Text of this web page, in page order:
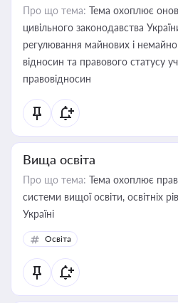
Про що тема: Тема охоплює
цивільного законодавства
регулювання майнових і
відносин та правового статусу
правовідносин
Вища освіта
Про що тема: Тема охоплює
системи вищої освіти, освітніх
Україні
Освіта